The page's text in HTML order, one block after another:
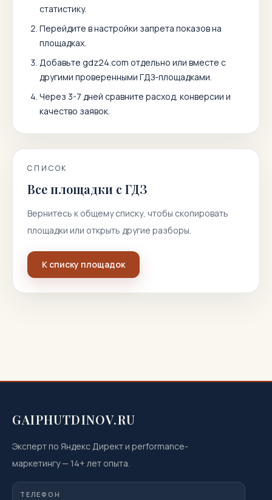
статистику.
Перейдите в настройки запрета показов на
площадках.
Добавьте gdz24.com отдельно или вместе с
другими проверенными ГДЗ-площадками.
Через 3-7 дней сравните расход, конверсии и
качество заявок.
СПИСОК
Все площадки с ГДЗ
Вернитесь к общему списку, чтобы скопировать
площадки или открыть другие разборы.
К списку площадок
GAIPHUTDINOV.RU
Эксперт по Яндекс Директ и performance-
маркетингу— 14+ лет опыта.
ТЕЛЕФОН